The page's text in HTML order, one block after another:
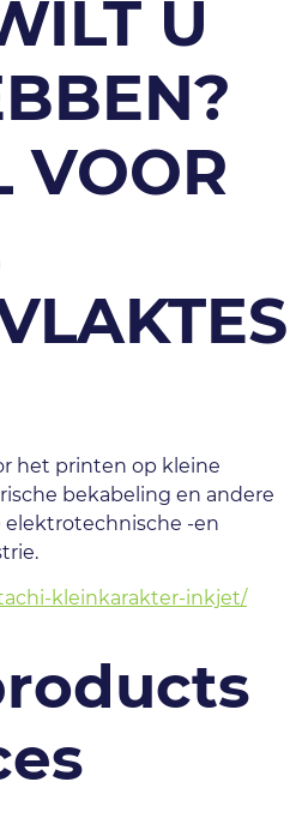
U
VOOR
het printen op kleine
bekabeling en andere
-en
kleinkarakter-inkjet/